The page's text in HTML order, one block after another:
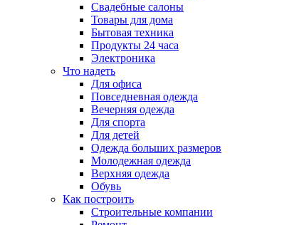
Свадебные салоны
Товары для дома
Бытовая техника
Продукты 24 часа
Электроника
Что надеть
Для офиса
Повседневная одежда
Вечерняя одежда
Для спорта
Для детей
Одежда больших размеров
Молодежная одежда
Верхняя одежда
Обувь
Как построить
Строительные компании